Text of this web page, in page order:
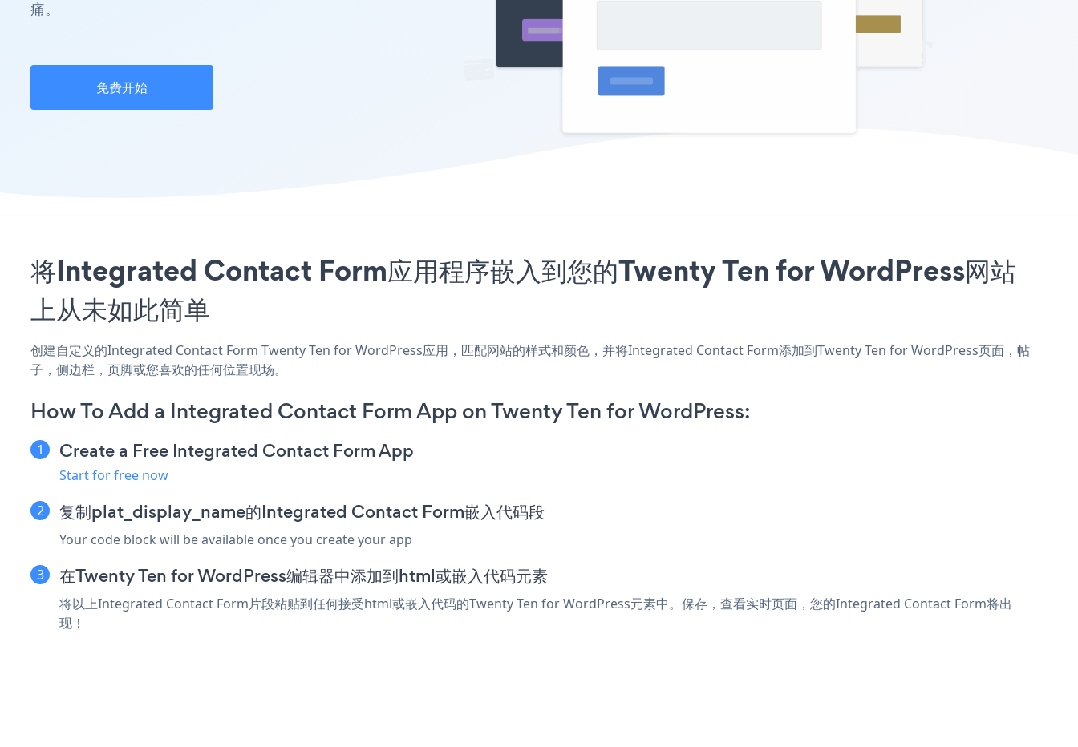
痛。
免费开始
将Integrated Contact Form应用程序嵌入到您的Twenty Ten for WordPress网站
上从未如此简单
创建自定义的Integrated Contact Form Twenty Ten for WordPress应用，匹配网站的样式和颜色，并将Integrated Contact Form添加到Twenty Ten for WordPress页面，帖
子，侧边栏，页脚或您喜欢的任何位置现场。
How To Add a Integrated Contact Form App on Twenty Ten for WordPress:
Create a Free Integrated Contact Form App
Start for free now
复制plat_display_name的Integrated Contact Form嵌入代码段
Your code block will be available once you create your app
在Twenty Ten for WordPress编辑器中添加到html或嵌入代码元素
将以上Integrated Contact Form片段粘贴到任何接受html或嵌入代码的Twenty Ten for WordPress元素中。保存，查看实时页面，您的Integrated Contact Form将出
现！